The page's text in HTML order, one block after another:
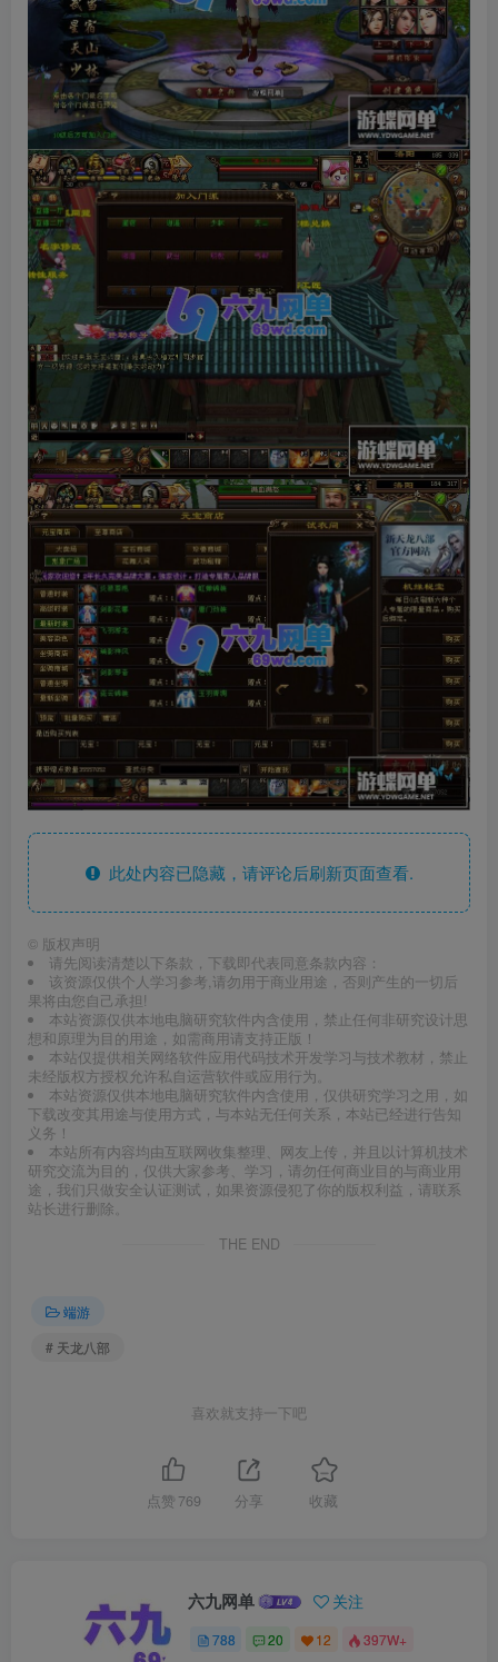
此处内容已隐藏，请评论后刷新页面查看.
© 版权声明
请先阅读清楚以下条款，下载即代表同意条款内容：
该资源仅供个人学习参考,请勿用于商业用途，否则产生的一切后
果将由您自己承担!
本站资源仅供本地电脑研究软件内含使用，禁止任何非研究设计思
想和原理为目的用途，如需商用请支持正版！
本站仅提供相关网络软件应用代码技术开发学习与技术教材，禁止
未经版权方授权允许私自运营软件或应用行为。
本站资源仅供本地电脑研究软件内含使用，仅供研究学习之用，如
下载改变其用途与使用方式，与本站无任何关系，本站已经进行告知
义务！
本站所有内容均由互联网收集整理、网友上传，并且以计算机技术
研究交流为目的，仅供大家参考、学习，请勿任何商业目的与商业用
途，我们只做安全认证测试，如果资源侵犯了你的版权利益，请联系
站长进行删除。
THE END
端游
# 天龙八部
喜欢就支持一下吧
点赞 769 分享 收藏
六九网单 关注
788 20 12 397W+